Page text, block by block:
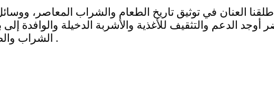
العنان في توثيق تاريخ الطعام والشراب المعاصر، ووسائل
الدعم والتثقيف للأغذية والأشربة الدخيلة والوافدة إلى
الشراب والطعام المحلي، امتد أيضاً إلى كل المجالات الحضارية المحلية الأخرى، وهذه ضريبة العولمة التي تحارب كل قديم وأصيل .